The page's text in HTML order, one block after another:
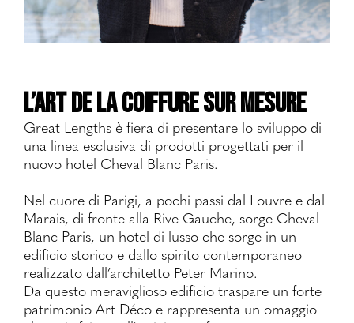
L’art de la coiffure sur mesure
Great Lengths è fiera di presentare lo sviluppo di
una linea esclusiva di prodotti progettati per il
nuovo hotel Cheval Blanc Paris.
Nel cuore di Parigi, a pochi passi dal Louvre e dal
Marais, di fronte alla Rive Gauche, sorge Cheval
Blanc Paris, un hotel di lusso che sorge in un
edificio storico e dallo spirito contemporaneo
realizzato dall’architetto Peter Marino.
Da questo meraviglioso edificio traspare un forte
patrimonio Art Déco e rappresenta un omaggio